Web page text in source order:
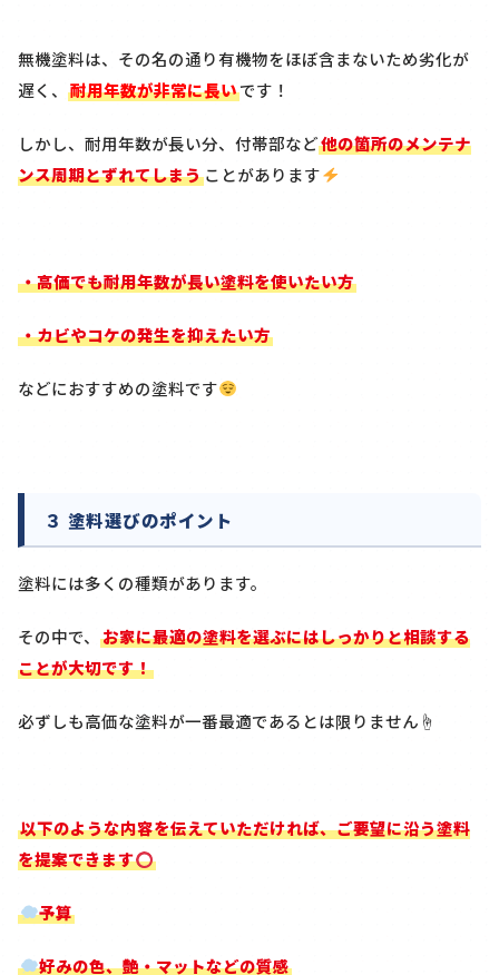
無機塗料は、その名の通り有機物をほぼ含まないため劣化が
遅く、 耐用年数が非常に長いです！
しかし、耐用年数が長い分、付帯部など他の箇所のメンテナ
ンス周期とずれてしまうことがあります
・高価でも耐用年数が長い塗料を使いたい方
・カビやコケの発生を抑えたい方
などにおすすめの塗料です
３ 塗料選びのポイント
塗料には多くの種類があります。
その中で、 お家に最適の塗料を選ぶにはしっかりと相談する
ことが大切です！
必ずしも高価な塗料が一番最適であるとは限りません☝
以下のような内容を伝えていただければ、ご要望に沿う塗料
を提案できます
予算
好みの色、艶・マットなどの質感